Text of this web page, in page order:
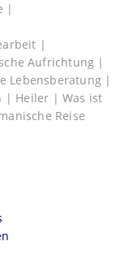
|
|
Aufrichtung |
Lebensberatung |
| Heiler | Was ist
Reise